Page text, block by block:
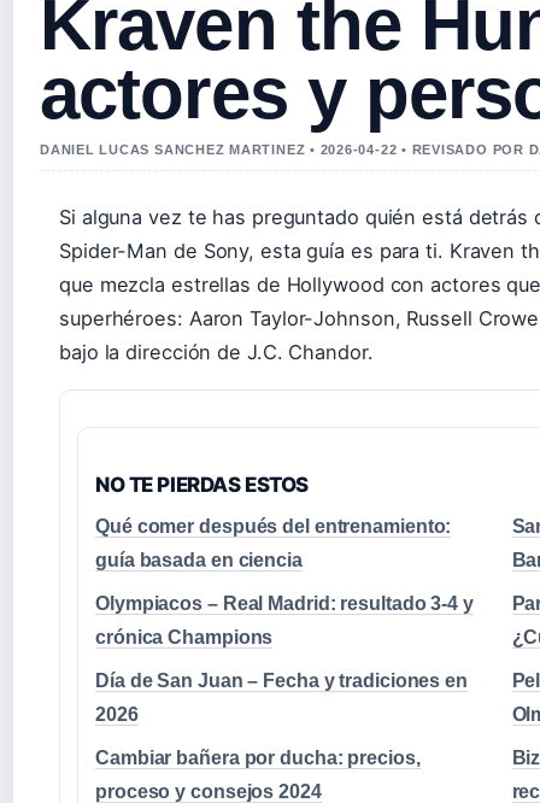
Kraven the
actores y
DANIEL LUCAS SANCHEZ MARTINEZ • 2026-04-22 • REVISADO POR
Si alguna vez te has preguntado quién está
Spider-Man de Sony, esta guía es para ti. Kraven
que mezcla estrellas de Hollywood con actores
superhéroes: Aaron Taylor-Johnson, Russell
bajo la dirección de J.C. Chandor.
NO TE PIERDAS ESTOS
Qué comer después del entrenamiento:
guía basada en ciencia
Olympiacos – Real Madrid: resultado 3-4 y
crónica Champions
Día de San Juan – Fecha y tradiciones en
2026
Cambiar bañera por ducha: precios,
proceso y consejos 2024